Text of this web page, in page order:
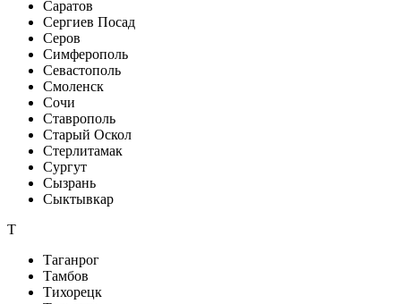
Саратов
Сергиев Посад
Серов
Симферополь
Севастополь
Смоленск
Сочи
Ставрополь
Старый Оскол
Стерлитамак
Сургут
Сызрань
Сыктывкар
Т
Таганрог
Тамбов
Тихорецк